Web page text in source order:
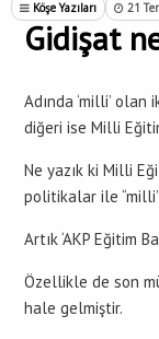
Köşe Yazıları 21
Gidişat
Adında ‘milli’ olan
diğeri ise Milli
Ne yazık ki Milli
politikalar ile
Artık ‘AKP Eğitim
Özellikle de son
hale gelmiştir.